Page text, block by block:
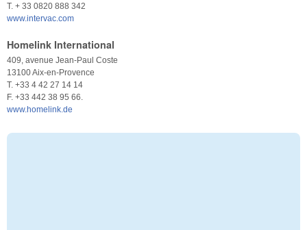
T. + 33 0820 888 342
www.intervac.com
Homelink International
409, avenue Jean-Paul Coste
13100 Aix-en-Provence
T. +33 4 42 27 14 14
F. +33 442 38 95 66.
www.homelink.de